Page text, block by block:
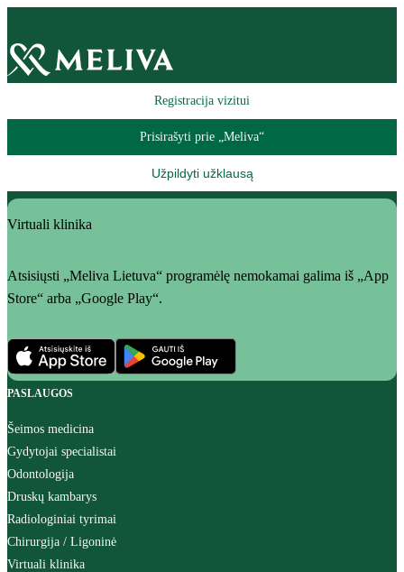
Registracija vizitui
Prisirašyti prie „Meliva“
Užpildyti užklausą
Virtuali klinika
Atsisiųsti „Meliva Lietuva“ programėlę nemokamai galima iš „App
Store“ arba „Google Play“.
PASLAUGOS
Šeimos medicina
Gydytojai specialistai
Odontologija
Druskų kambarys
Radiologiniai tyrimai
Chirurgija / Ligoninė
Virtuali klinika